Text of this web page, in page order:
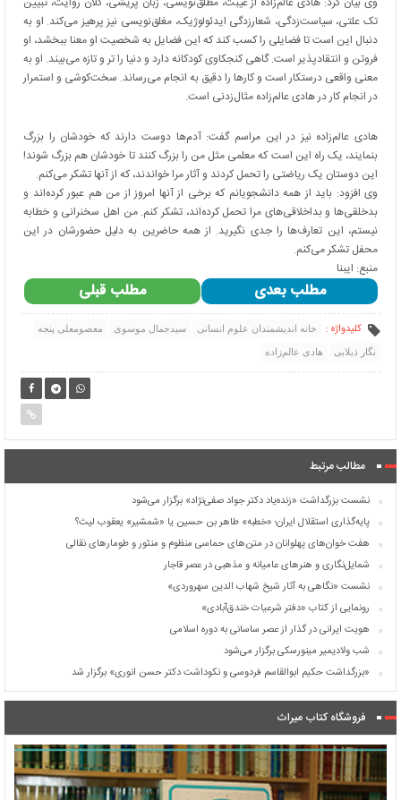
تک علتی، سیاست‌زدگی، شعارزدگی ایدئولوژیک، مغلق‌نویسی نیز پرهیز می‌کند. او به
دنبال این است تا فضایلی را کسب کند که این فضایل به شخصیت او معنا ببخشد، او
فروتن و انتقادپذیر است. گاهی کنجکاوی کودکانه دارد و دنیا را تر و تازه می‌بیند. او به
معنی واقعی درستکار است و کارها را دقیق به انجام می‌رساند. سخت‌کوشی و استمرار
در انجام کار در هادی عالم‌زاده مثال‌زدنی است.
هادی عالم‌زاده نیز در این مراسم گفت: آدم‌ها دوست دارند که خودشان را بزرگ
بنمایند، یک راه این است که معلمی مثل من را بزرگ کنند تا خودشان هم بزرگ شوند!
این دوستان یک ریاضتی را تحمل کردند و آثار مرا خواندند، که از آنها تشکر می‌کنم.
وی افزود: باید از همه دانشجویانم که برخی از آنها امروز از من هم عبور کرده‌اند و
بدخلقی‌ها و بداخلاقی‌های مرا تحمل کرده‌اند، تشکر کنم. من اهل سخنرانی و خطابه
نیستم، این تعارف‌ها را جدی نگیرید. از همه حاضرین به دلیل حضورشان در این
محفل تشکر می‌کنم.
منبع: ایبنا
مطلب قبلی مطلب بعدی
کلیدواژه : خانه اندیشمندان علوم انسانی سیدجمال موسوی معصومعلی پنجه
نگار ذیلابی هادی عالم‌زاده
مطالب مرتبط
نشست بزرگداشت «زنده‌یاد دکتر جواد صفی‌نژاد» برگزار می‌شود
پایه‌گذاری استقلال ایران؛ «خطبه» طاهر بن حسین یا «شمشیر» یعقوب لیث؟
هفت خوان‌های پهلوانان در متن‌های حماسی منظوم و منثور و طومارهای نقالی
شمایل‌نگاری و هنرهای عامیانه و مذهبی در عصر قاجار
نشست «نگاهی به آثار شیخ شهاب الدین سهروردی»
رونمایی از کتاب «دفتر شرعیات خندق‌آبادی»
هویت ایرانی در گذار از عصر ساسانی به دوره اسلامی
شب ولادیمیر مینورسکی برگزار می‌شود
«بزرگداشت حکیم ابوالقاسم فردوسی و نکوداشت دکتر حسن انوری» برگزار شد
فروشگاه کتاب میراث